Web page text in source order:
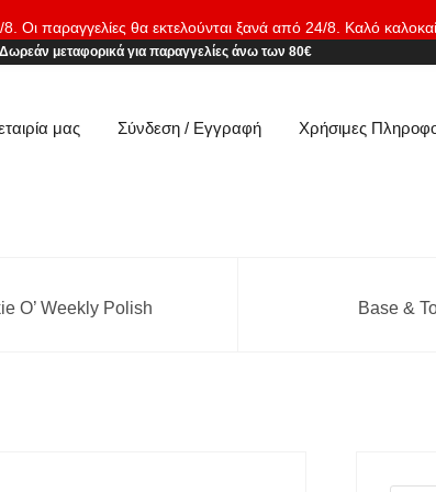
Οι παραγγελίες θα εκτελούνται ξανά από 24/8. Καλό
Δωρεάν μεταφορικάγια παραγγελίες άνω των 80€
μας Σύνδεση / Εγγραφή Χρήσιμες
O’ Weekly Polish Base &